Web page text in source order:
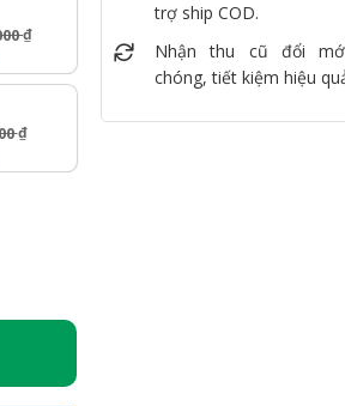
₫
₫
trợ ship COD.
Nhận thu cũ đổi
chóng, tiết kiệm hiệu